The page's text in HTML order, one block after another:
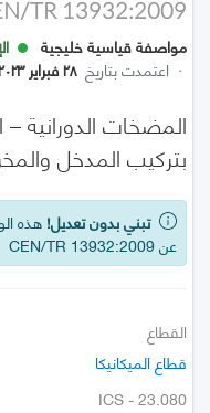
TR 13932:2009
مواصفة قياسية خليجية
· اعتمدت بتاريخ ٢٨ فبراير ٢٠٢٣
المضخات الدورانية
بتركيب المدخل
تبني بدون تعديل! هذه
عن CEN/TR 13932:2009
القطاع
قطاع الميكانيكا
ICS - 23.080